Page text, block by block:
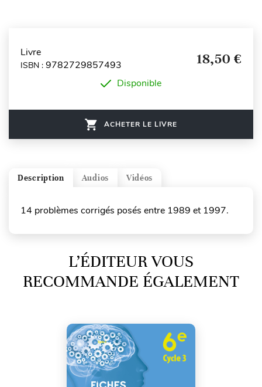
Livre
ISBN : 9782729857493 18,50 €
Disponible
ACHETER LE LIVRE
Vidéos
Audios
Description
14 problèmes corrigés posés entre 1989 et 1997.
L’ÉDITEUR VOUS
RECOMMANDE ÉGALEMENT